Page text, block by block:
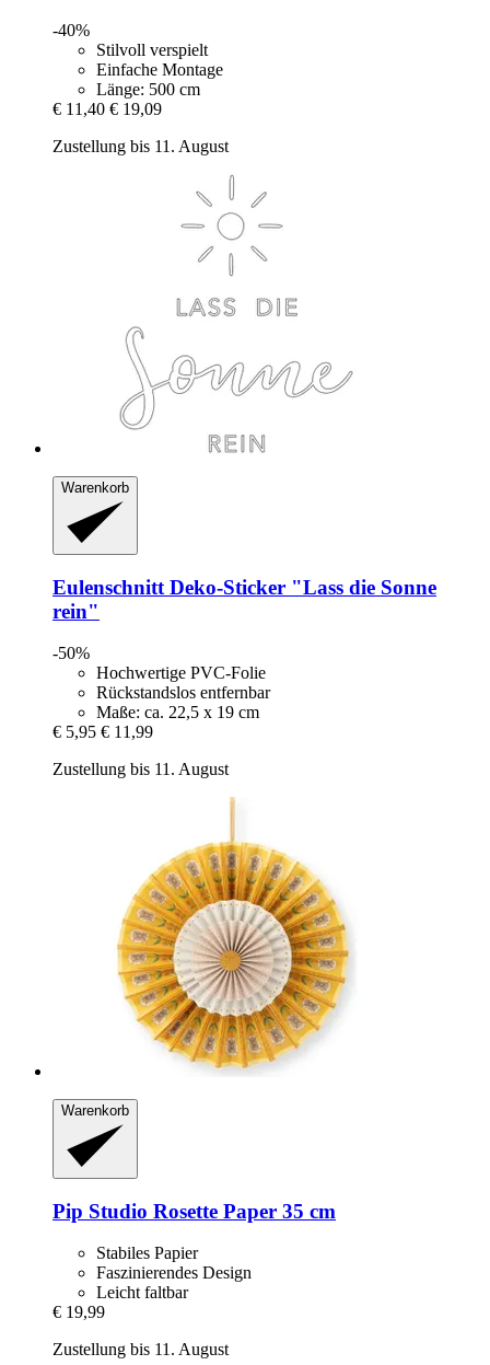
-40%
Stilvoll verspielt
Einfache Montage
Länge: 500 cm
€ 11,40 € 19,09
Zustellung bis 11. August
Warenkorb
Eulenschnitt Deko-​Sticker "Lass die Sonne
rein"
-50%
Hochwertige PVC-Folie
Rückstandslos entfernbar
Maße: ca. 22,5 x 19 cm
€ 5,95 € 11,99
Zustellung bis 11. August
Warenkorb
Pip Studio Rosette Paper 35 cm
Stabiles Papier
Faszinierendes Design
Leicht faltbar
€ 19,99
Zustellung bis 11. August